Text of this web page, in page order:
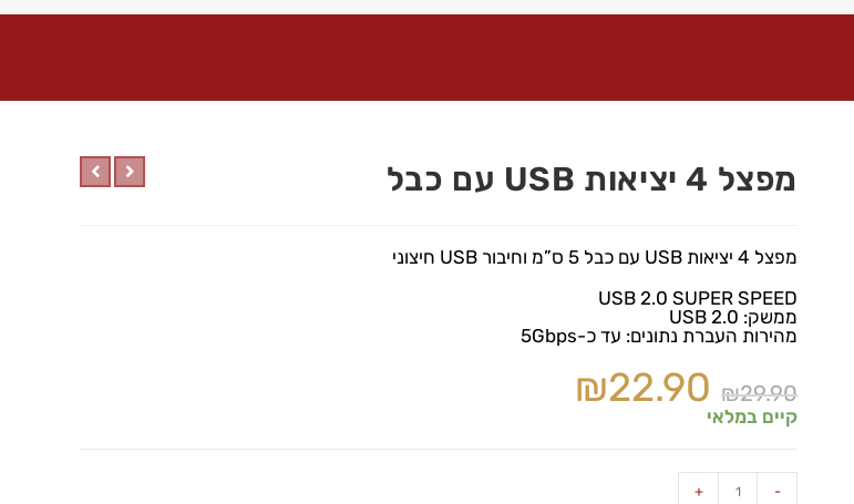
מפצל 4 יציאות USB עם כבל
מפצל 4 יציאות USB עם כבל 5 ס”מ וחיבור USB חיצוני
USB 2.0 SUPER SPEED
ממשק: USB 2.0
מהירות העברת נתונים: עד כ-5Gbps
₪29.90
₪22.90
קיים במלאי
-
+